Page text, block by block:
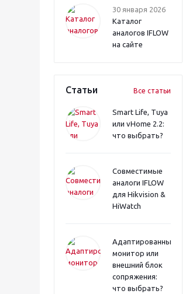
30 января 2026
Каталог
аналогов IFLOW
на сайте
Статьи Все статьи
Smart Life, Tuya
или vHome 2.2:
что выбрать?
Совместимые
аналоги IFLOW
для Hikvision &
HiWatch
Адаптированный
монитор или
внешний блок
сопряжения:
что выбрать?